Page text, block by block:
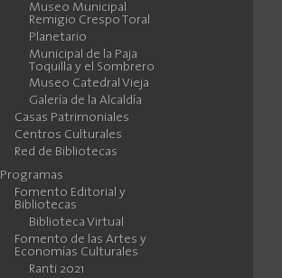
Museo Municipal
Remigio Crespo Toral
Planetario
Municipal de la Paja
Toquilla y el Sombrero
Museo Catedral Vieja
Galería de la Alcaldía
Casas Patrimoniales
Centros Culturales
Red de Bibliotecas
Programas
Fomento Editorial y
Bibliotecas
Biblioteca Virtual
Fomento de las Artes y
Economías Culturales
Ranti 2021